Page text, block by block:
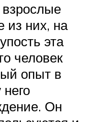
взрослые
из них, на
эта
человек
опыт в
Он